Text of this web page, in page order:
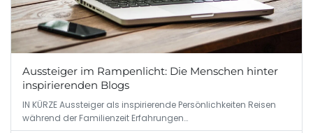
Aussteiger im Rampenlicht: Die Menschen hinter
inspirierenden Blogs
IN KÜRZE Aussteiger als inspirierende Persönlichkeiten Reisen
während der Familienzeit Erfahrungen…